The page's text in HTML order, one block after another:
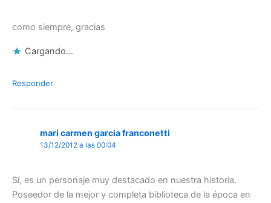
como siempre, gracias
Cargando...
Responder
mari carmen garcia franconetti
13/12/2012 a las 00:04
Sí, es un personaje muy destacado en nuestra historia.
Poseedor de la mejor y completa biblioteca de la época en